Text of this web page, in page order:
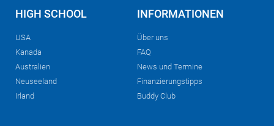
HIGH SCHOOL
USA
Kanada
Australien
Neuseeland
Irland
INFORMATIONEN
Über uns
FAQ
News und Termine
Finanzierungstipps
Buddy Club